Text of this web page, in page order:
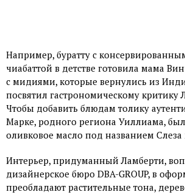
Например, буратту с
чиабаттой в детстве готовила мама
с мидиями, которые вернулись из
посвятил гастрономическому
Чтобы добавить блюдам толику
Марке, родного региона Уиллиама,
оливковое масло под названием
Интерьер, придуманный Ламберти,
дизайнерское бюро DBA-GROUP, в
преобладают растительные тона,